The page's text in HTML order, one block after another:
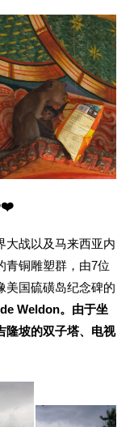
大战以及马来西亚内
青铜雕塑群，由7位
美国硫磺岛纪念碑的
Weldon。由于坐
隆坡的双子塔、电视